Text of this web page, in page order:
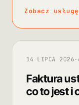
Zobacz
14 LIPCA 2026·
Faktura
co to jest i